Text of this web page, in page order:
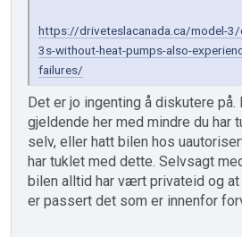
https://driveteslacanada.ca/model-
3s-without-heat-pumps-also-
failures/
Det er jo ingenting å diskutere på.
gjeldende her med mindre du har
selv, eller hatt bilen hos
har tuklet med dette. Selvsagt
bilen alltid har vært privateid og
er passert det som er innenfor